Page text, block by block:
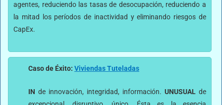
agentes, reduciendo las tasas de desocupación, reduciendo a
la mitad los períodos de inactividad y eliminando riesgos de
CapEx.
Caso de Éxito: Viviendas Tuteladas
IN de innovación, integridad, información. UNUSUAL de